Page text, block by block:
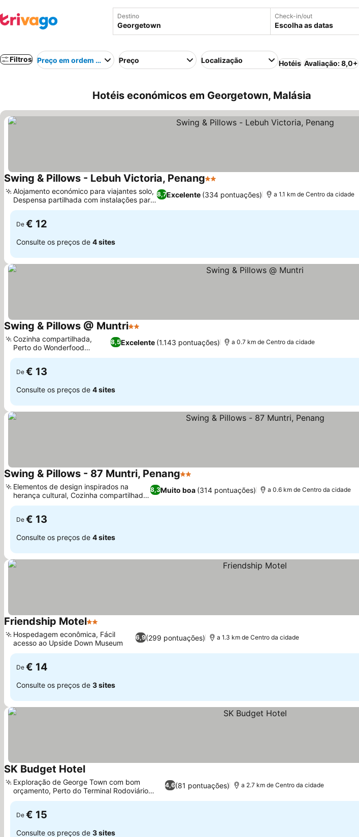
Destino Check-in/out
Escolha as datas
Filtros Preço em ordem crescentePreço Localização Hotéis Avaliação: 8,0+
Hotéis económicos em Georgetown, Malásia
Swing & Pillows - Lebuh Victoria, Penang2 Estrelas
8,7Excelente (334 pontuações)
Alojamento económico para viajantes solo,
Despensa partilhada com instalações para
cozinhar
a 1.1 km de Centro da cidade
De € 12
Consulte os preços de 4 sites
Swing & Pillows @ Muntri2 Estrelas
8,5Excelente (1.143 pontuações)
Cozinha compartilhada,
Perto do Wonderfood
Museum
a 0.7 km de Centro da cidade
De € 13
Consulte os preços de 4 sites
Swing & Pillows - 87 Muntri, Penang2 Estrelas
8,3Muito boa (314 pontuações)
Elementos de design inspirados na
herança cultural, Cozinha compartilhada
comunitária
a 0.6 km de Centro da cidade
De € 13
Consulte os preços de 4 sites
Friendship Motel2 Estrelas
6,9(299 pontuações)
Hospedagem econômica, Fácil
acesso ao Upside Down Museum
a 1.3 km de Centro da cidade
De € 14
Consulte os preços de 3 sites
SK Budget HotelVer preços
4,6(81 pontuações)
Exploração de George Town com bom
orçamento, Perto do Terminal Rodoviário
Komtar
a 2.7 km de Centro da cidade
De € 15
Consulte os preços de 3 sites